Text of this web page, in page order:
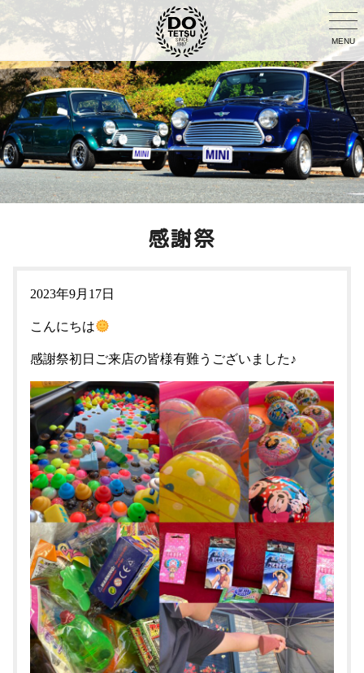
MENU
感謝祭
2023年9月17日
こんにちは
感謝祭初日ご来店の皆様有難うございました♪